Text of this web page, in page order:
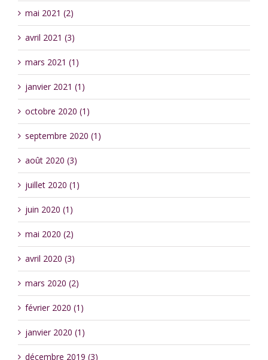
mai 2021 (2)
avril 2021 (3)
mars 2021 (1)
janvier 2021 (1)
octobre 2020 (1)
septembre 2020 (1)
août 2020 (3)
juillet 2020 (1)
juin 2020 (1)
mai 2020 (2)
avril 2020 (3)
mars 2020 (2)
février 2020 (1)
janvier 2020 (1)
décembre 2019 (3)